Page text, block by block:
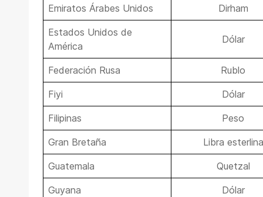
Emiratos Árabes Unidos Dirham
Estados Unidos de
América
Dólar
Federación Rusa Rublo
Fiyi Dólar
Filipinas Peso
Gran Bretaña Libra esterlina
Guatemala Quetzal
Guyana Dólar